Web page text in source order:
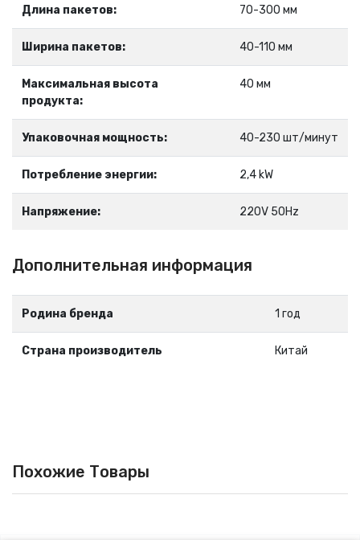
Длина пакетов: 70-300 мм
Ширина пакетов: 40-110 мм
Максимальная высота
продукта:
40 мм
Упаковочная мощность: 40-230 шт/минут
Потребление энергии: 2,4 kW
Напряжение: 220V 50Hz
Дополнительная информация
Родина бренда 1 год
Страна производитель Китай
Похожие Товары